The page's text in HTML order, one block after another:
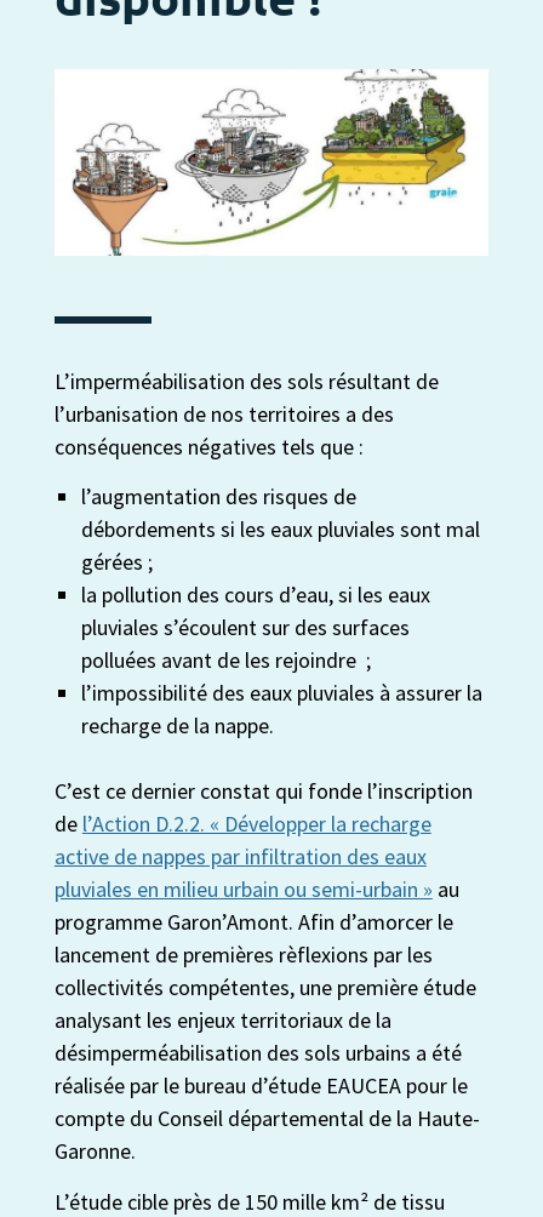
L’imperméabilisation des sols résultant de
l’urbanisation de nos territoires a des
conséquences négatives tels que :
l’augmentation des risques de
débordements si les eaux pluviales sont mal
gérées ;
la pollution des cours d’eau, si les eaux
pluviales s’écoulent sur des surfaces
polluées avant de les rejoindre ;
l’impossibilité des eaux pluviales à assurer la
recharge de la nappe.
C’est ce dernier constat qui fonde l’inscription
de l’Action D.2.2. « Développer la recharge
active de nappes par infiltration des eaux
pluviales en milieu urbain ou semi-urbain » au
programme Garon’Amont. Afin d’amorcer le
lancement de premières rèflexions par les
collectivités compétentes, une première étude
analysant les enjeux territoriaux de la
désimperméabilisation des sols urbains a été
réalisée par le bureau d’étude EAUCEA pour le
compte du Conseil départemental de la Haute-
Garonne.
L’étude cible près de 150 mille km² de tissu